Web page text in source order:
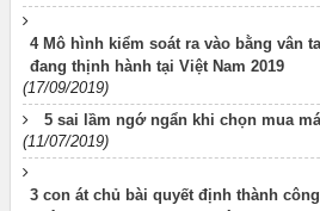
4 Mô hình kiểm soát ra vào bằng vân
đang thịnh hành tại Việt Nam 2019
(17/09/2019)
5 sai lầm ngớ ngẩn khi chọn mua
(11/07/2019)
3 con át chủ bài quyết định thành